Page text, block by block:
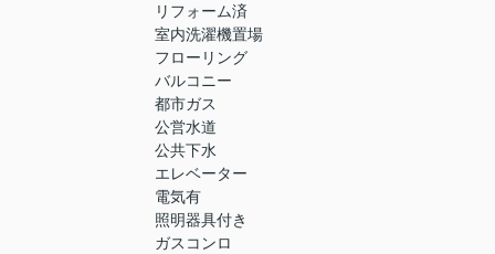
リフォーム済
室内洗濯機置場
フローリング
バルコニー
都市ガス
公営水道
公共下水
エレベーター
電気有
照明器具付き
ガスコンロ